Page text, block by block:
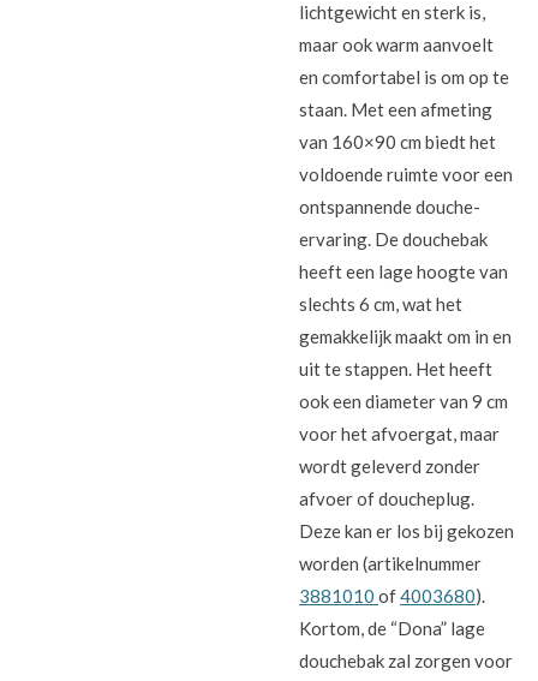
lichtgewicht en sterk is,
maar ook warm aanvoelt
en comfortabel is om op te
staan. Met een afmeting
van 160×90 cm biedt het
voldoende ruimte voor een
ontspannende douche-
ervaring. De douchebak
heeft een lage hoogte van
slechts 6 cm, wat het
gemakkelijk maakt om in en
uit te stappen. Het heeft
ook een diameter van 9 cm
voor het afvoergat, maar
wordt geleverd zonder
afvoer of doucheplug.
Deze kan er los bij gekozen
worden (artikelnummer
3881010 of4003680).
Kortom, de “Dona” lage
douchebak zal zorgen voor